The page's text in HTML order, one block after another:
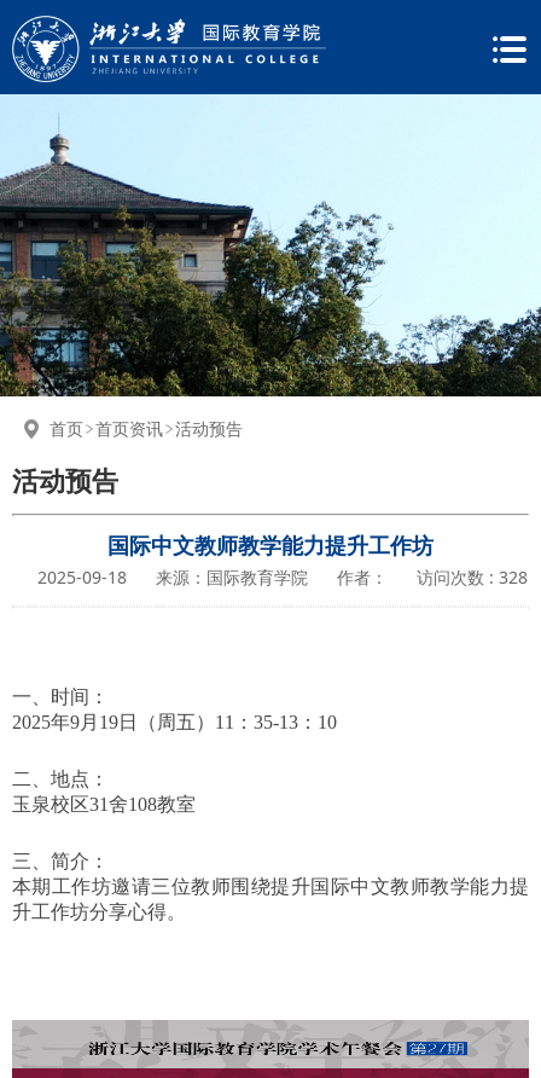
首页 首页资讯 活动预告
活动预告
国际中文教师教学能力提升工作坊
2025-09-18 来源：国际教育学院 作者： 访问次数 : 328
一、时间：
2025年9月19日（周五）11：35-13：10
二、地点：
玉泉校区31舍108教室
三、简介：
本期工作坊邀请三位教师围绕提升国际中文教师教学能力提
升工作坊分享心得。